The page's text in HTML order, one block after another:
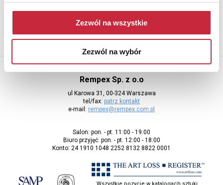
Zezwól na wszystkie
Zezwól na wybór
Rempex Sp. z o.o
ul Karowa 31, 00-324 Warszawa
tel/fax: patrz kontakt
e-mail: rempex@rempex.com.pl
Salon: pon. - pt. 11:00 - 19:00
Biuro przyjęć: pon. - pt. 12:00 - 18:00
Konto: 24 1910 1048 2252 8132 8822 0001